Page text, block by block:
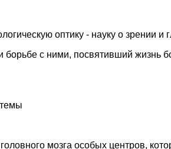
оптику - науку о зрении и
с ними, посвятивший жизнь
мозга особых центров,